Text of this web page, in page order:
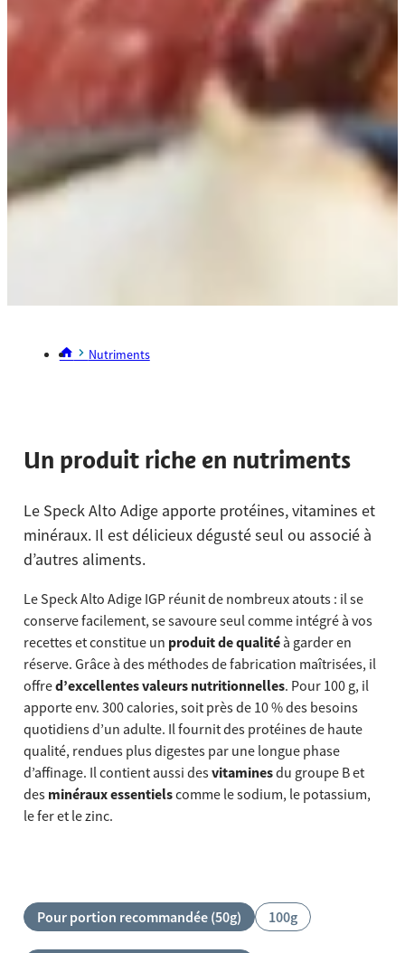
Nutriments
Un produit riche en nutriments
Le Speck Alto Adige apporte protéines, vitamines et
minéraux. Il est délicieux dégusté seul ou associé à
d’autres aliments.
Le Speck Alto Adige IGP réunit de nombreux atouts : il se
conserve facilement, se savoure seul comme intégré à vos
recettes et constitue un produit de qualité à garder en
réserve. Grâce à des méthodes de fabrication maîtrisées, il
offred’excellentes valeurs nutritionnelles. Pour 100 g, il
apporte env. 300 calories, soit près de 10 % des besoins
quotidiens d’un adulte. Il fournit des protéines de haute
qualité, rendues plus digestes par une longue phase
d’affinage. Il contient aussi desvitaminesdu groupe B et
des minéraux essentielscomme le sodium, le potassium,
le fer et le zinc.
Pour portion recommandée (50g)
100g